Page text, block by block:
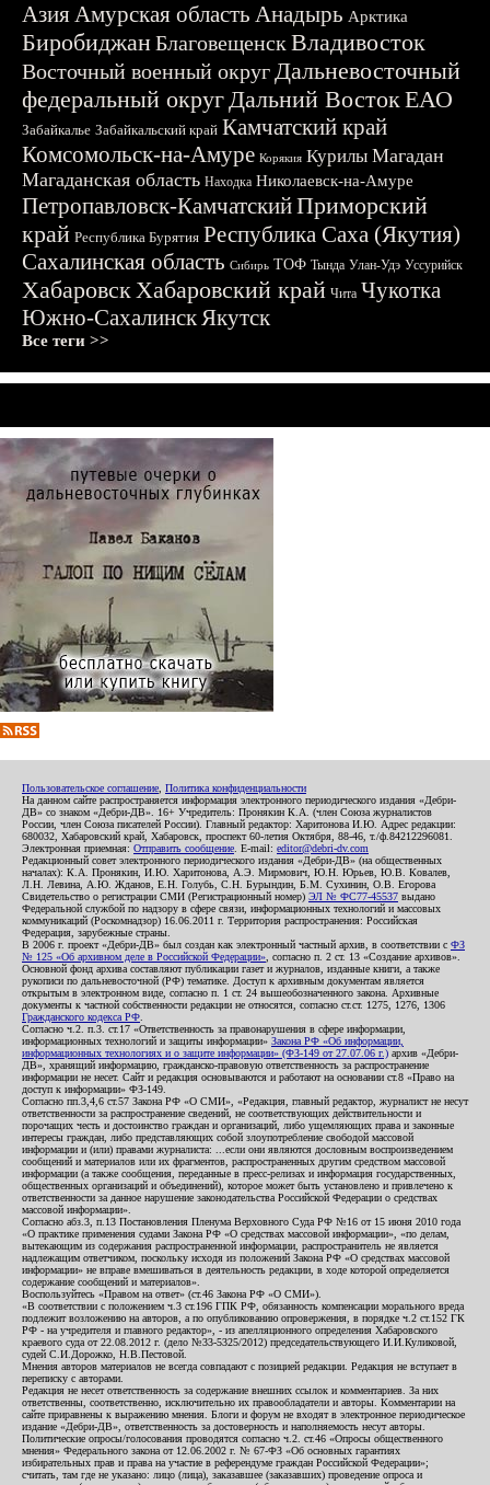
АзияАмурская область Анадырь Арктика
БиробиджанБлаговещенскВладивосток
Восточный военный округДальневосточный
федеральный округДальний ВостокЕАО
Забайкалье Забайкальский край Камчатский край
Комсомольск-на-Амуре Корякия Курилы Магадан
Магаданская область Находка Николаевск-на-Амуре
Петропавловск-КамчатскийПриморский
край Республика Бурятия Республика Саха (Якутия)
Сахалинская область Сибирь ТОФ Тында Улан-Удэ Уссурийск
ХабаровскХабаровский край Чита Чукотка
Южно-СахалинскЯкутск
Все теги >>
Пользовательское соглашение Политика конфиденциальности
На данном сайте распространяется информация электронного периодического издания «Дебри-
ДВ» со знаком «Дебри-ДВ». 16+ Учредитель: Пронякин К.А. (член Союза журналистов
России, член Союза писателей России). Главный редактор: Харитонова И.Ю. Адрес редакции:
680032, Хабаровский край, Хабаровск, проспект 60-летия Октября, 88-46, т./ф.84212296081.
Электронная приемная: Отправить сообщение . E-mail: editor@debri-dv.com
Редакционный совет электронного периодического издания «Дебри-ДВ» (на общественных
началах): К.А. Пронякин, И.Ю. Харитонова, А.Э. Мирмович, Ю.Н. Юрьев, Ю.В. Ковалев,
Л.Н. Левина, А.Ю. Жданов, Е.Н. Голубь, С.Н. Бурындин, Б.М. Сухинин, О.В. Егорова
Свидетельство о регистрации СМИ (Регистрационный номер) ЭЛ № ФС77-45537 выдано
Федеральной службой по надзору в сфере связи, информационных технологий и массовых
коммуникаций (Роскомнадзор) 16.06.2011 г. Территория распространения: Российская
Федерация, зарубежные страны.
В 2006 г. проект «Дебри-ДВ» был создан как электронный частный архив, в соответствии с ФЗ
№ 125 «Об архивном деле в Российской Федерации» , согласно п. 2 ст. 13 «Создание архивов».
Основной фонд архива составляют публикации газет и журналов, изданные книги, а также
рукописи по дальневосточной (РФ) тематике. Доступ к архивным документам является
открытым в электронном виде, согласно п. 1 ст. 24 вышеобозначенного закона. Архивные
документы к частной собственности редакции не относятся, согласно ст.ст. 1275, 1276, 1306
Гражданского кодекса РФ
Согласно ч.2. п.3. ст.17 «Ответственность за правонарушения в сфере информации,
информационных технологий и защиты информации» Закона РФ «Об информации,
информационных технологиях и о защите информации» (ФЗ-149 от 27.07.06 г.) архив «Дебри-
ДВ», хранящий информацию, гражданско-правовую ответственность за распространение
информации не несет. Сайт и редакция основываются и работают на основании ст.8 «Право на
доступ к информации» ФЗ-149.
Согласно пп.3,4,6 ст.57 Закона РФ «О СМИ», «Редакция, главный редактор, журналист не несут
ответственности за распространение сведений, не соответствующих действительности и
порочащих честь и достоинство граждан и организаций, либо ущемляющих права и законные
интересы граждан, либо представляющих собой злоупотребление свободой массовой
информации и (или) правами журналиста: ...если они являются дословным воспроизведением
сообщений и материалов или их фрагментов, распространенных другим средством массовой
информации (а также сообщения, переданные в пресс-релизах и информация государственных,
общественных организаций и объединений), которое может быть установлено и привлечено к
ответственности за данное нарушение законодательства Российской Федерации о средствах
массовой информации».
Согласно абз.3, п.13 Постановления Пленума Верховного Суда РФ №16 от 15 июня 2010 года
«О практике применения судами Закона РФ «О средствах массовой информации», «по делам,
вытекающим из содержания распространенной информации, распространитель не является
надлежащим ответчиком, поскольку исходя из положений Закона РФ «О средствах массовой
информации» не вправе вмешиваться в деятельность редакции, в ходе которой определяется
содержание сообщений и материалов».
Воспользуйтесь «Правом на ответ» (ст.46 Закона РФ «О СМИ»).
«В соответствии с положением ч.3 ст.196 ГПК РФ, обязанность компенсации морального вреда
подлежит возложению на авторов, а по опубликованию опровержения, в порядке ч.2 ст.152 ГК
РФ - на учредителя и главного редактор», - из апелляционного определения Хабаровского
краевого суда от 22.08.2012 г. (дело №33-5325/2012) председательствующего И.И.Куликовой,
судей С.И.Дорожко, Н.В.Пестовой.
Мнения авторов материалов не всегда совпадают с позицией редакции. Редакция не вступает в
переписку с авторами.
Редакция не несет ответственность за содержание внешних ссылок и комментариев. За них
ответственны, соответственно, исключительно их правообладатели и авторы. Комментарии на
сайте приравнены к выражению мнения. Блоги и форум не входят в электронное периодическое
издание «Дебри-ДВ», ответственность за достоверность и наполняемость несут авторы.
Политические опросы/голосования проводятся согласно ч.2. ст.46 «Опросы общественного
мнения» Федерального закона от 12.06.2002 г. № 67-ФЗ «Об основных гарантиях
избирательных прав и права на участие в референдуме граждан Российской Федерации»;
считать, там где не указано: лицо (лица), заказавшее (заказавших) проведение опроса и